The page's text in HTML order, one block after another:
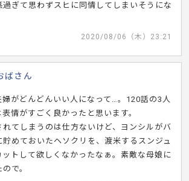
過ぎて思わずスヒに同情してしまいそうにな
2020/08/06（木）23:21
ばさん
婦がどんどんいい人になって…。120話の3人
情がすごく良かったと思います。
てしまうのは仕方ないけど、ヨンシルがバ
貯めておいたヘソクリを、渡米するスンジュ
ットして欲しくなかったなぁ。素敵な母娘に
で。